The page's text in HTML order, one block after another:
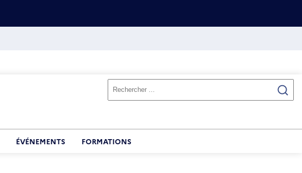
ÉVÉNEMENTS FORMATIONS